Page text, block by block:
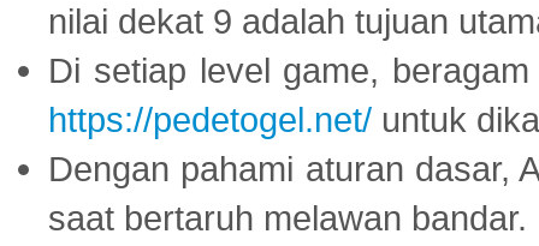
nilai dekat 9 adalah tujuan
Di setiap level game,
https://pedetogel.net/ untuk
Dengan pahami aturan dasar,
saat bertaruh melawan bandar.